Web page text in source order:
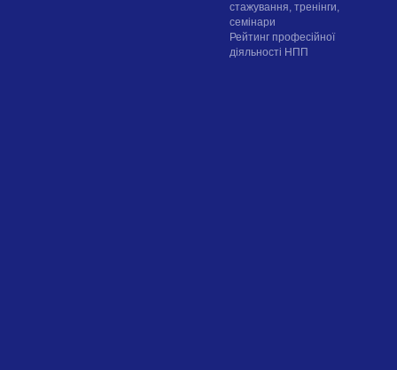
стажування, тренінги,
семінари
Рейтинг професійної
діяльності НПП